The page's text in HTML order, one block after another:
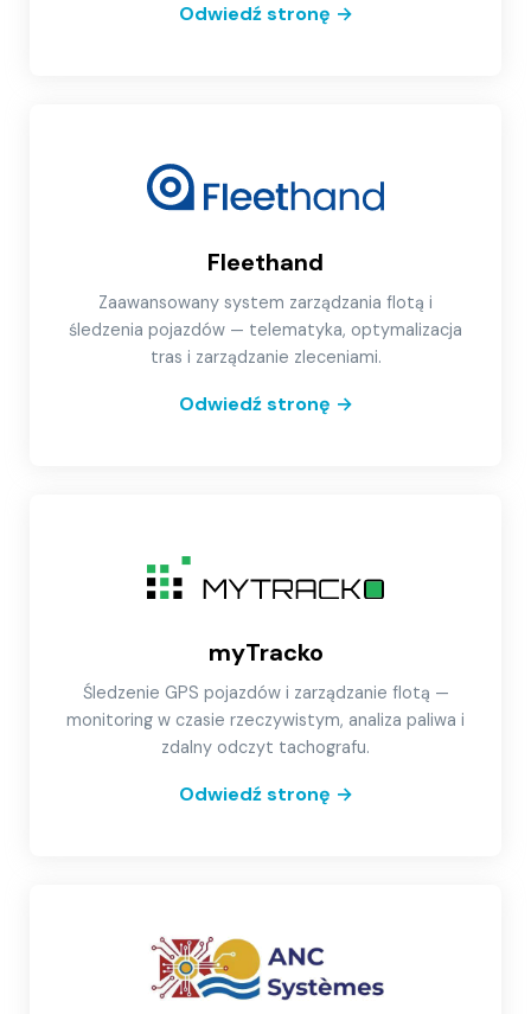
Odwiedź stronę →
Fleethand
Zaawansowany system zarządzania flotą i
śledzenia pojazdów — telematyka, optymalizacja
tras i zarządzanie zleceniami.
Odwiedź stronę →
myTracko
Śledzenie GPS pojazdów i zarządzanie flotą —
monitoring w czasie rzeczywistym, analiza paliwa i
zdalny odczyt tachografu.
Odwiedź stronę →